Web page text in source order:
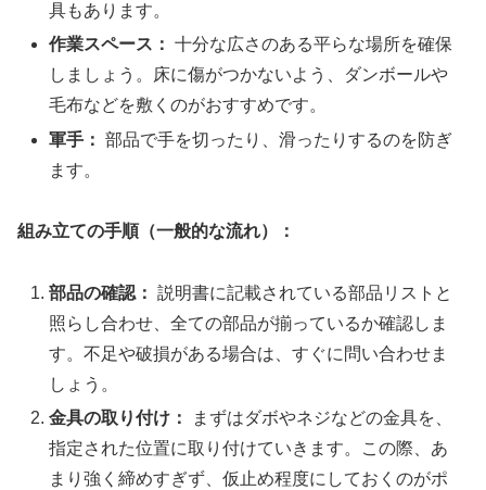
具もあります。
作業スペース： 十分な広さのある平らな場所を確保
しましょう。床に傷がつかないよう、ダンボールや
毛布などを敷くのがおすすめです。
軍手： 部品で手を切ったり、滑ったりするのを防ぎ
ます。
組み立ての手順（一般的な流れ）：
部品の確認： 説明書に記載されている部品リストと
照らし合わせ、全ての部品が揃っているか確認しま
す。不足や破損がある場合は、すぐに問い合わせま
しょう。
金具の取り付け：
まずはダボやネジなどの金具を、
指定された位置に取り付けていきます。この際、あ
まり強く締めすぎず、仮止め程度にしておくのがポ